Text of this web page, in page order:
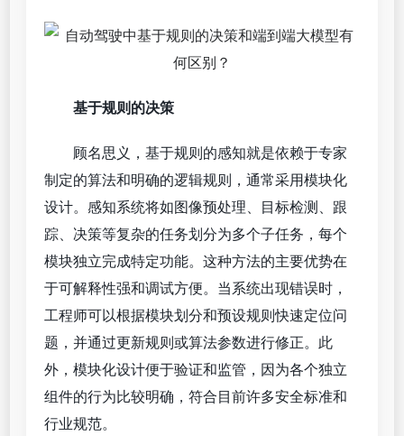
基于规则的决策
顾名思义，基于规则的感知就是依赖于专家
制定的算法和明确的逻辑规则，通常采用模块化
设计。感知系统将如图像预处理、目标检测、跟
踪、决策等复杂的任务划分为多个子任务，每个
模块独立完成特定功能。这种方法的主要优势在
于可解释性强和调试方便。当系统出现错误时，
工程师可以根据模块划分和预设规则快速定位问
题，并通过更新规则或算法参数进行修正。此
外，模块化设计便于验证和监管，因为各个独立
组件的行为比较明确，符合目前许多安全标准和
行业规范。